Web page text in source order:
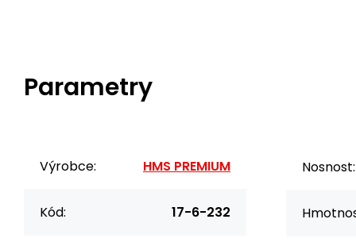
Parametry
Výrobce: HMS PREMIUM
Kód: 17-6-232
Nosnost: